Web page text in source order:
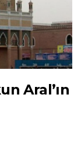
Aral’ın